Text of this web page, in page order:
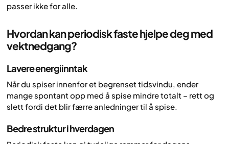
passer ikke for alle.
Hvordan kan periodisk faste hjelpe deg med
vektnedgang?
Lavere energiinntak
Når du spiser innenfor et begrenset tidsvindu, ender
mange spontant opp med å spise mindre totalt – rett og
slett fordi det blir færre anledninger til å spise.
Bedre struktur i hverdagen